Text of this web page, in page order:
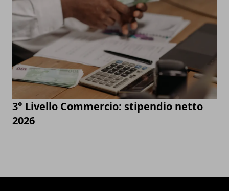
3° Livello Commercio: stipendio netto
2026